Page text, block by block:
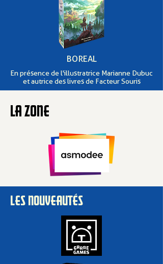
BOREAL
En présence de l'illustratrice Marianne Dubuc
et autrice des livres de Facteur Souris
LA ZONE
LES NOUVEAUTÉS